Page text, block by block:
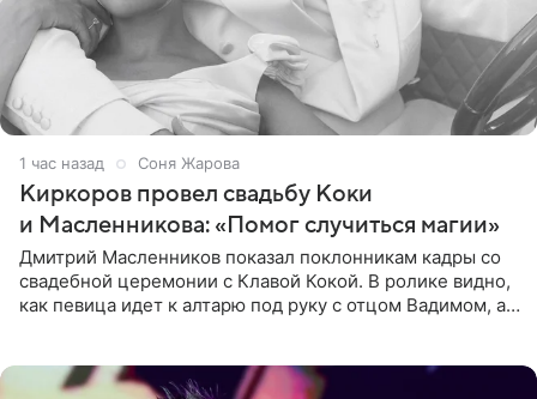
1 час назад Соня Жарова
Киркоров провел свадьбу Коки
и Масленникова: «Помог случиться магии»
Дмитрий Масленников показал поклонникам кадры со
свадебной церемонии с Клавой Кокой. В ролике видно,
как певица идет к алтарю под руку с отцом Вадимом, а у